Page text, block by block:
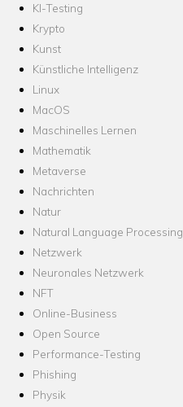
KI-Testing
Krypto
Kunst
Künstliche Intelligenz
Linux
MacOS
Maschinelles Lernen
Mathematik
Metaverse
Nachrichten
Natur
Natural Language Processing
Netzwerk
Neuronales Netzwerk
NFT
Online-Business
Open Source
Performance-Testing
Phishing
Physik